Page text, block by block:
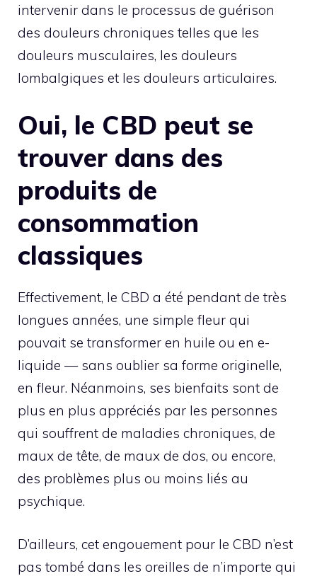
intervenir dans le processus de guérison
des douleurs chroniques telles que les
douleurs musculaires, les douleurs
lombalgiques et les douleurs articulaires.
Oui, le CBD peut se
trouver dans des
produits de
consommation
classiques
Effectivement, le CBD a été pendant de très
longues années, une simple fleur qui
pouvait se transformer en huile ou en e-
liquide — sans oublier sa forme originelle,
en fleur. Néanmoins, ses bienfaits sont de
plus en plus appréciés par les personnes
qui souffrent de maladies chroniques, de
maux de tête, de maux de dos, ou encore,
des problèmes plus ou moins liés au
psychique.
D’ailleurs, cet engouement pour le CBD n’est
pas tombé dans les oreilles de n’importe qui